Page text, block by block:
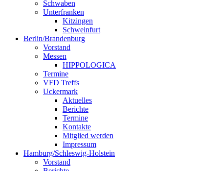
Schwaben
Unterfranken
Kitzingen
Schweinfurt
Berlin/Brandenburg
Vorstand
Messen
HIPPOLOGICA
Termine
VFD Treffs
Uckermark
Aktuelles
Berichte
Termine
Kontakte
Mitglied werden
Impressum
Hamburg/Schleswig-Holstein
Vorstand